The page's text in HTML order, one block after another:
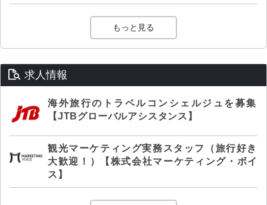
もっと見る
求人情報
海外旅行のトラベルコンシェルジュを募集
【JTBグローバルアシスタンス】
観光マーケティング実務スタッフ（旅行好き
大歓迎！）【株式会社マーケティング・ボイ
ス】